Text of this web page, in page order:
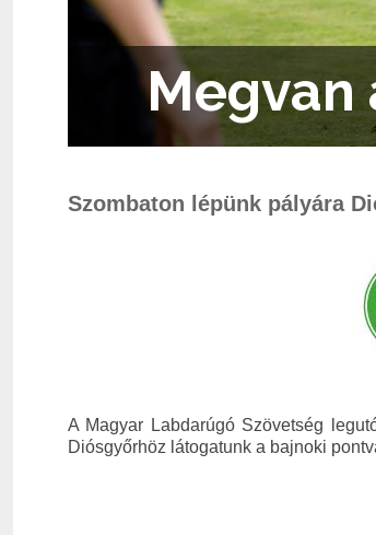
Megvan
Szombaton lépünk pályára
A Magyar Labdarúgó Szövetség
Diósgyőrhöz látogatunk a bajnoki